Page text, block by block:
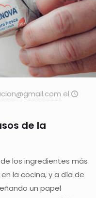
el
de la
los ingredientes más
la cocina, y a día de
un papel